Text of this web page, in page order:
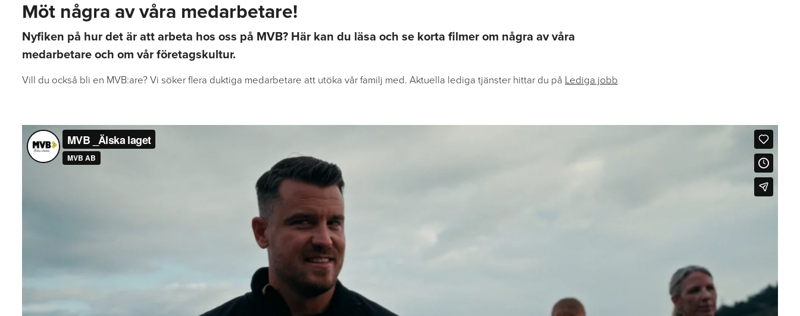
Möt några av våra medarbetare!
Nyfiken på hur det är att arbeta hos oss på MVB? Här kan du läsa och se korta filmer om några av våra
medarbetare och om vår företagskultur.
Vill du också bli en MVB:are? Vi söker flera duktiga medarbetare att utöka vår familj med. Aktuella lediga tjänster hittar du på Lediga jobb